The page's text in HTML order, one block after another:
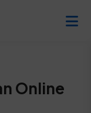
Online